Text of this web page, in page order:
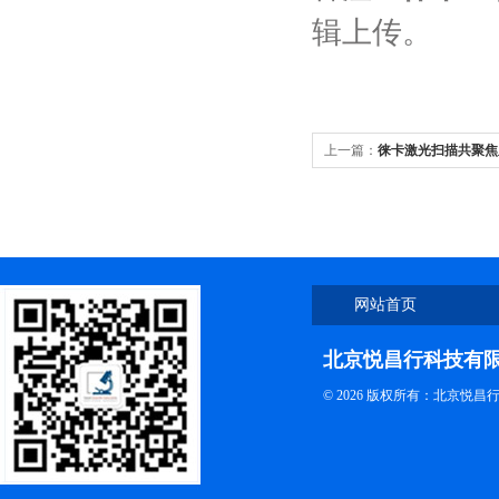
辑上传。
上一篇： 徕卡激光扫描共聚
网站首页
北京悦昌行科技有
© 2026 版权所有：北京悦昌